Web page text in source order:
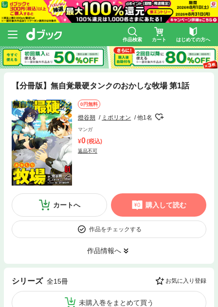
作品検索 カート はじめての方へ
【分冊版】無自覚最硬タンクのおかしな牧場 第1話
0円無料
燈谷朔 ミポリオン 他1名
マンガ
0(税込)
返品不可
カートへ 購入して読む
作品をチェックする
作品情報へ
シリーズ 全15冊 お気に入り登録
未購入巻をまとめて買う